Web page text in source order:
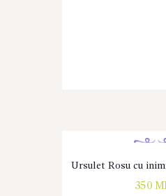
Ursulet Rosu cu
350